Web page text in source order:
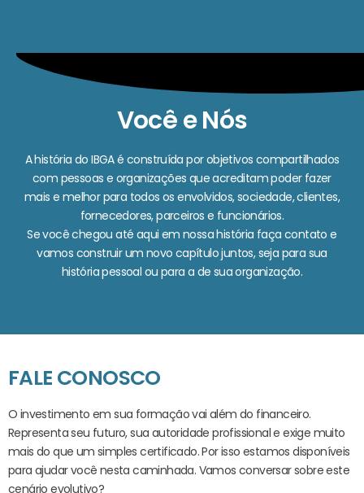
Você e Nós
A história do IBGA é construída por objetivos compartilhados
com pessoas e organizações que acreditam poder fazer
mais e melhor para todos os envolvidos, sociedade, clientes,
fornecedores, parceiros e funcionários.
Se você chegou até aqui em nossa história faça contato e
vamos construir um novo capítulo juntos, seja para sua
história pessoal ou para a de sua organização.
FALE CONOSCO
O investimento em sua formação vai além do financeiro.
Representa seu futuro, sua autoridade profissional e exige muito
mais do que um simples certificado. Por isso estamos disponíveis
para ajudar você nesta caminhada. Vamos conversar sobre este
cenário evolutivo?